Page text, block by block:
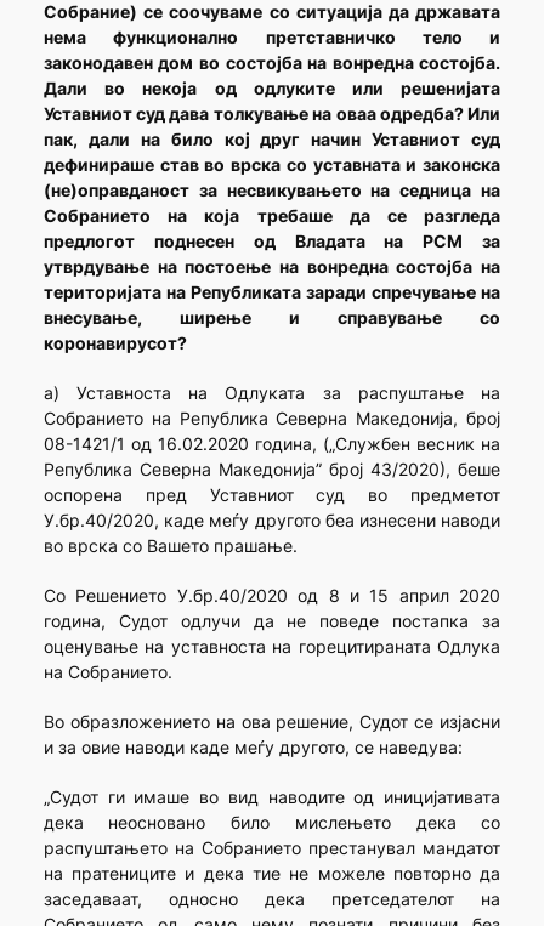
Собрание) се соочуваме со ситуација да државата
нема функционално претставничко тело и
законодавен дом во состојба на вонредна состојба.
Дали во некоја од одлуките или решенијата
Уставниот суд дава толкување на оваа одредба? Или
пак, дали на било кој друг начин Уставниот суд
дефинираше став во врска со уставната и законска
(не)оправданост за несвикувањето на седница на
Собранието на која требаше да се разгледа
предлогот поднесен од Владата на РСМ за
утврдување на постоење на вонредна состојба на
територијата на Републиката заради спречување на
внесување, ширење и справување со
коронавирусот?
а) Уставноста на Одлуката за распуштање на
Собранието на Република Северна Македонија, број
08-1421/1 од 16.02.2020 година, („Службен весник на
Република Северна Македонија” број 43/2020), беше
оспорена пред Уставниот суд во предметот
У.бр.40/2020, каде меѓу другото беа изнесени наводи
во врска со Вашето прашање.
Со Решението У.бр.40/2020 од 8 и 15 април 2020
година, Судот одлучи да не поведе постапка за
оценување на уставноста на горецитираната Одлука
на Собранието.
Во образложението на ова решение, Судот се изјасни
и за овие наводи каде меѓу другото, се наведува:
„Судот ги имаше во вид наводите од иницијативата
дека неосновано било мислењето дека со
распуштањето на Собранието престанувал мандатот
на пратениците и дека тие не можеле повторно да
заседаваат, односно дека претседателот на